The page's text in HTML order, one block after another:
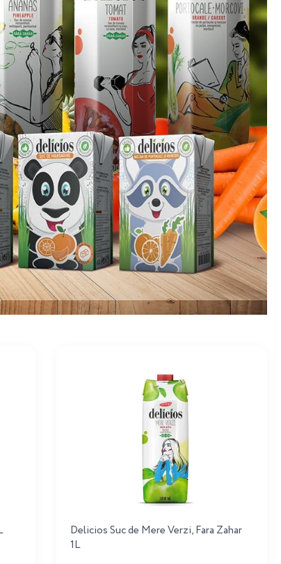
Delicios Suc de Mere Verzi, Fara Zahar
1L